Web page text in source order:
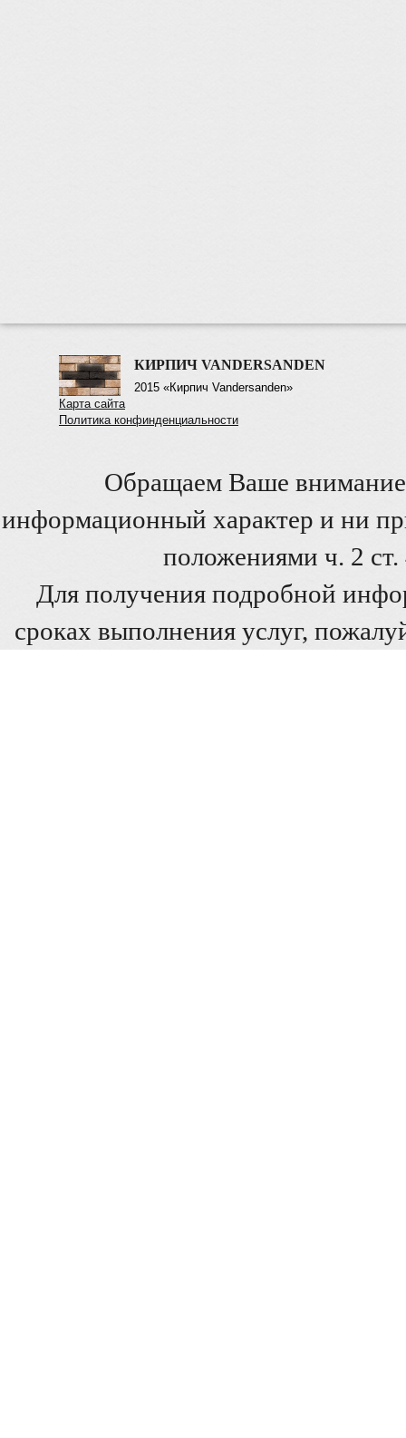
КИРПИЧ VANDERSANDEN
2015 «Кирпич Vandersanden»
Карта сайта
Политика конфинденциальности
Обращаем Ваше внимание
информационный характер и ни
положениями ч. 2
Для получения подробной
сроках выполнения услуг,